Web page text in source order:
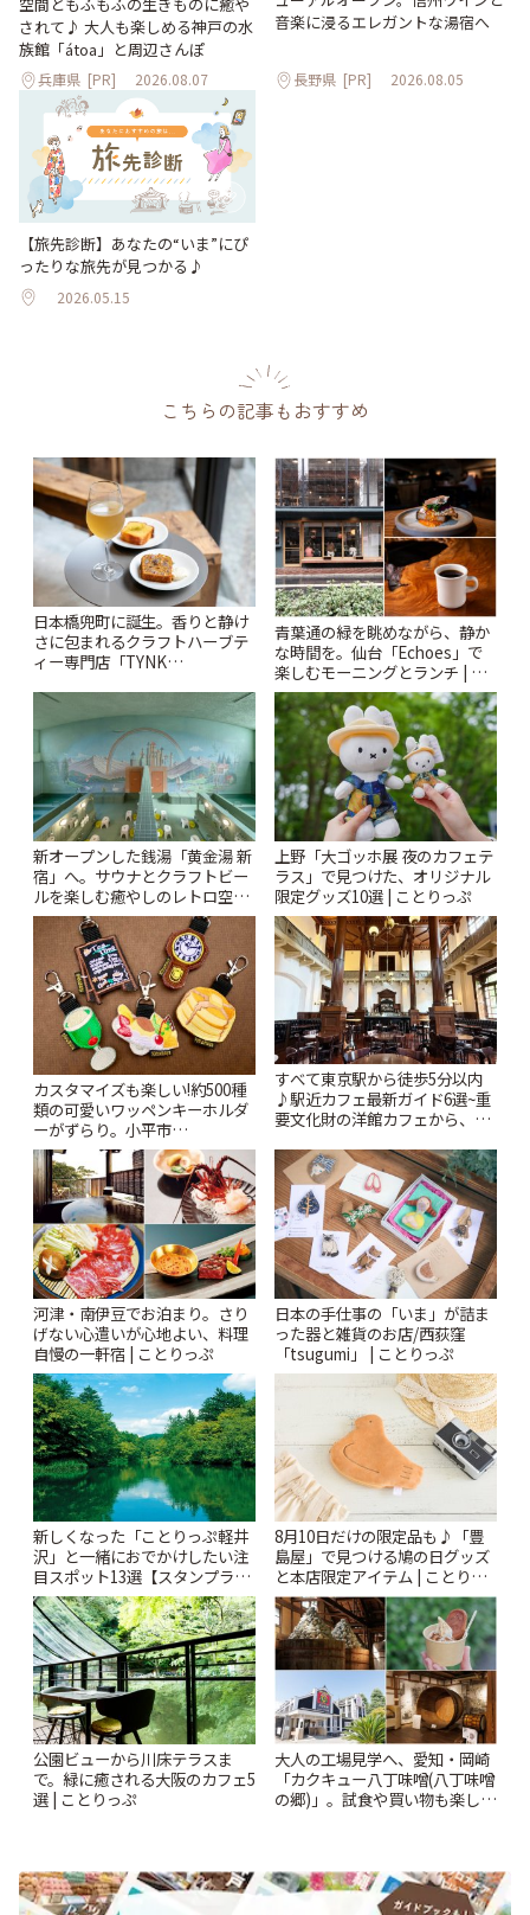
されて♪ 大人も楽しめる神戸の水
族館「átoa」と周辺さんぽ
兵庫県 [PR] 2026.08.07
音楽に浸るエレガントな湯宿へ
長野県 [PR] 2026.08.05
【旅先診断】あなたの“いま”にぴ
ったりな旅先が見つかる♪
2026.05.15
こちらの記事もおすすめ
日本橋兜町に誕生。香りと静け
さに包まれるクラフトハーブテ
ィー専門店「TYNK
青葉通の緑を眺めながら、静か
な時間を。仙台「Echoes」で
楽しむモーニングとランチ | こ
とりっぷ
新オープンした銭湯「黄金湯 新
宿」へ。サウナとクラフトビー
ルを楽しむ癒やしのレトロ空間
| ことりっぷ
上野「大ゴッホ展 夜のカフェテ
ラス」で見つけた、オリジナル
限定グッズ10選 | ことりっぷ
カスタマイズも楽しい!約500種
類の可愛いワッペンキーホルダ
ーがずらり。小平市
「Kimamaya T&K」 | ことりっ
ぷ
すべて東京駅から徒歩5分以内
♪駅近カフェ最新ガイド6選~重
要文化財の洋館カフェから、改
りっぷ
河津・南伊豆でお泊まり。さり
げない心遣いが心地よい、料理
自慢の一軒宿 | ことりっぷ
日本の手仕事の「いま」が詰ま
った器と雑貨のお店/西荻窪
「tsugumi」 | ことりっぷ
新しくなった「ことりっぷ軽井
沢」と一緒におでかけしたい注
目スポット13選【スタンプラリ
ー開催中】 | ことりっぷ
8月10日だけの限定品も♪「豊
島屋」で見つける鳩の日グッズ
と本店限定アイテム | ことりっ
ぷ
公園ビューから川床テラスま
で。緑に癒される大阪のカフェ5
選 | ことりっぷ
大人の工場見学へ、愛知・岡崎
「カクキュー八丁味噌(八丁味噌
の郷)」。試食や買い物も楽しみ